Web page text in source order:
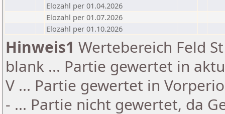
Elozahl per 01.04.2026
Elozahl per 01.07.2026
Elozahl per 01.10.2026
Hinweis1 Wertebereich Feld
blank ... Partie gewertet in
V ... Partie gewertet in
- ... Partie nicht gewertet, da